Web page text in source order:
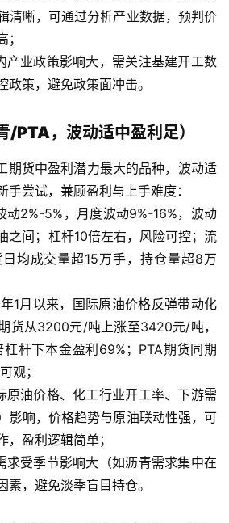
清晰，可通过分析产业数据，预判价
业政策影响大，需关注基建开工数
策，避免政策面冲击。
/PTA，波动适中盈利足）
期货中盈利潜力最大的品种，波动适
手尝试，兼顾盈利与上手难度：
2%-5%，月度波动9%-16%，波动
之间；杠杆10倍左右，风险可控；流
均成交量超15万手，持仓量超8万
月以来，国际原油价格反弹带动化
货从3200元/吨上涨至3420元/吨，
杆下本金盈利69%；PTA期货同期
观；
油价格、化工行业开工率、下游需
影响，价格趋势与原油联动性强，可
盈利逻辑简单；
受季节影响大（如沥青需求集中在
，避免淡季盲目持仓。